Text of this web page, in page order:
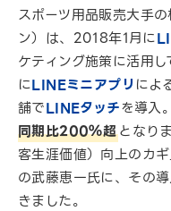
スポーツ用品販売大手
ン）は、2018年1月に
ケティング施策に活用
にLINEミニアプリ によ
舗でLINEタッチを導入
同期比200％超となり
客生涯価値）向上のカ
の武藤恵一氏に、その
きました。